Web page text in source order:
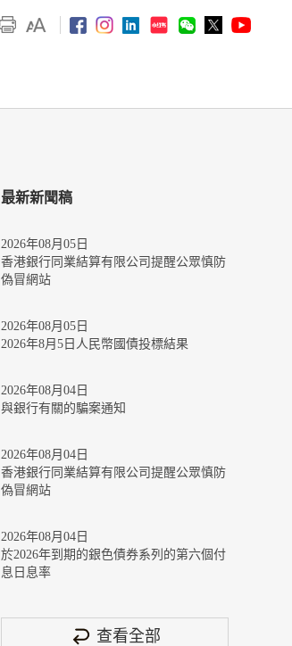
最新新聞稿
2026年08月05日
香港銀行同業結算有限公司提醒公眾慎防
偽冒網站
2026年08月05日
2026年8月5日人民幣國債投標結果
2026年08月04日
與銀行有關的騙案通知
2026年08月04日
香港銀行同業結算有限公司提醒公眾慎防
偽冒網站
2026年08月04日
於2026年到期的銀色債券系列的第六個付
息日息率
查看全部